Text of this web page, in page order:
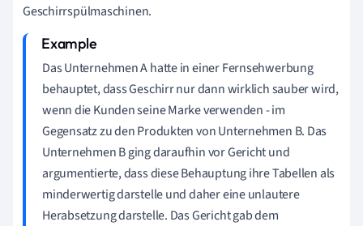
Geschirrspülmaschinen.
Das Unternehmen A hatte in einer Fernsehwerbung
behauptet, dass Geschirr nur dann wirklich sauber wird,
wenn die Kunden seine Marke verwenden - im
Gegensatz zu den Produkten von Unternehmen B. Das
Unternehmen B ging daraufhin vor Gericht und
argumentierte, dass diese Behauptung ihre Tabellen als
minderwertig darstelle und daher eine unlautere
Herabsetzung darstelle. Das Gericht gab dem